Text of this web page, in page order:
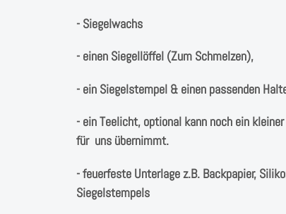
- Siegelwachs
- einen Siegellöffel (Zum Schmelzen),
- ein Siegelstempel & einen passenden
- ein Teelicht, optional kann noch ein
für uns übernimmt.
- feuerfeste Unterlage z.B. Backpapier,
Siegelstempels